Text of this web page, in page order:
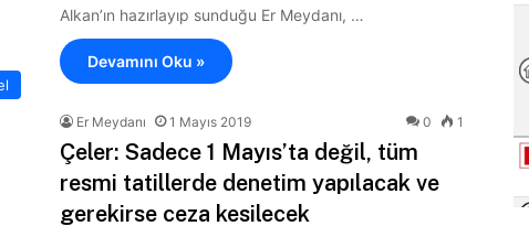
Alkan’ın hazırlayıp sunduğu Er Meydanı, …
Devamını Oku »
Er Meydanı 1 Mayıs 2019 0 1
Çeler: Sadece 1 Mayıs’ta değil, tüm
resmi tatillerde denetim yapılacak ve
gerekirse ceza kesilecek